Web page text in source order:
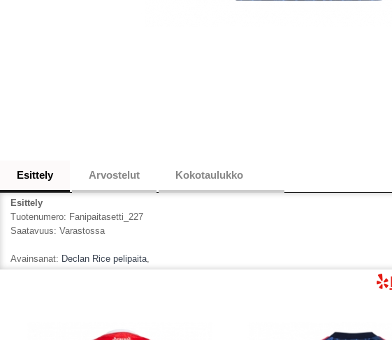
Esittely Arvostelut Kokotaulukko
Esittely
Tuotenumero: Fanipaitasetti_227
Saatavuus: Varastossa
Avainsanat: Declan Rice pelipaita,